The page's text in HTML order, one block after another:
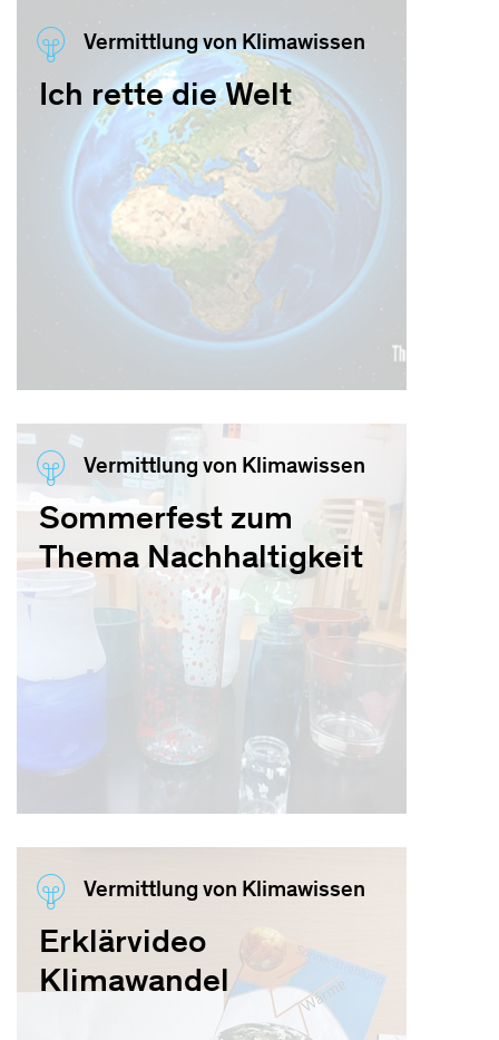
Vermittlung von Klimawissen
Ich rette die Welt
Vermittlung von Klimawissen
Sommerfest zum
Thema Nachhaltigkeit
Vermittlung von Klimawissen
Erklärvideo
Klimawandel